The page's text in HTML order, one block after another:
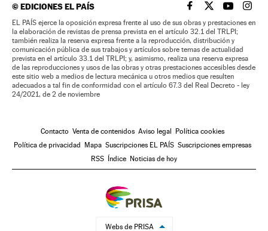
©EDICIONES EL PAÍS EL PAÍS BRASIL EN
EL PAÍSEL PAÍS
EL
EL PAÍS ejerce la oposición expresa frente al uso de sus obras y prestaciones en
la elaboración de revistas de prensa prevista en el artículo 32.1 del TRLPI;
también realiza la reserva expresa frente a la reproducción, distribución y
comunicación pública de sus trabajos y artículos sobre temas de actualidad
prevista en el artículo 33.1 del TRLPI; y, asimismo, realiza una reserva expresa
de las reproducciones y usos de las obras y otras prestaciones accesibles desde
este sitio web a medios de lectura mecánica u otros medios que resulten
adecuados a tal fin de conformidad con el artículo 67.3 del Real Decreto - ley
24/2021, de 2 de noviembre
Contacto Venta de contenidos Aviso legal Política cookies
Política de privacidad Mapa Suscripciones EL PAÍS Suscripciones empresas
RSS Índice Noticias de hoy
Webs de PRISA